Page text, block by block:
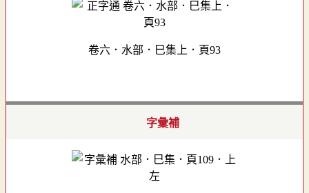
卷六．水部．巳集上．頁93
字彙補